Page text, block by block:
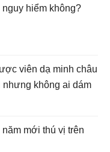
nguy hiểm không?
viên dạ minh châu
không ai dám
mới thú vị trên